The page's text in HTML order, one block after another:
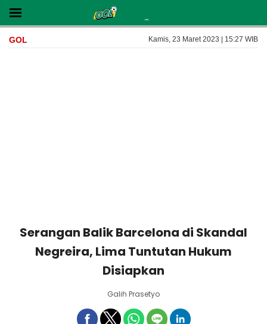
GOL Kamis, 23 Maret 2023 | 15:27 WIB
Serangan Balik Barcelona di Skandal
Negreira, Lima Tuntutan Hukum
Disiapkan
Galih Prasetyo